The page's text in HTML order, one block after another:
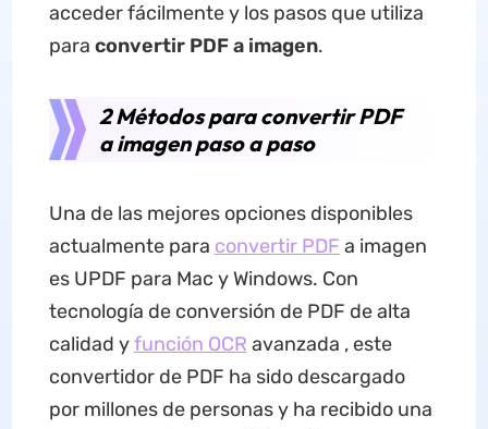
acceder fácilmente y los pasos que utiliza
para convertir PDF a imagen.
2 Métodos para convertir PDF
a imagen paso a paso
Una de las mejores opciones disponibles
actualmente para convertir PDF a imagen
es UPDF para Mac y Windows. Con
tecnología de conversión de PDF de alta
calidad yfunción OCR avanzada , este
convertidor de PDF ha sido descargado
por millones de personas y ha recibido una